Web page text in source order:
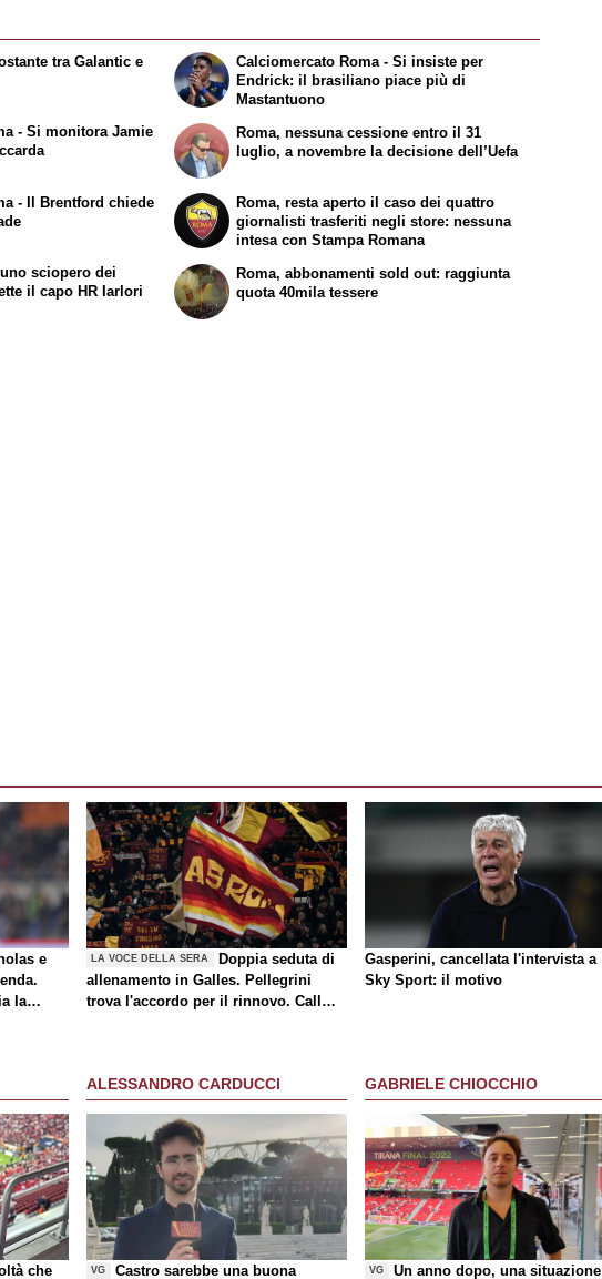
tra Galantic e
- Si monitora Jamie
Calciomercato Roma - Si insiste per
Endrick: il brasiliano piace più di
Mastantuono
Roma, nessuna cessione entro il 31
luglio, a novembre la decisione dell’Uefa
- Il Brentford chiede
sciopero dei
il capo HR Iarlori
Roma, resta aperto il caso dei quattro
giornalisti trasferiti negli store: nessuna
intesa con Stampa Romana
Roma, abbonamenti sold out: raggiunta
quota 40mila tessere
e
la
LA VOCE DELLA SERA
Doppia seduta di
allenamento in Galles. Pellegrini
trova l'accordo per il rinnovo. Call
Gasperini, cancellata l'intervista a
Sky Sport: il motivo
che
ALESSANDRO CARDUCCI
VG Castro sarebbe una buona
GABRIELE CHIOCCHIO
VG Un anno dopo, una situazione